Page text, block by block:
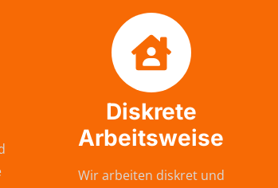
Diskrete
Arbeitsweise
Wir arbeiten diskret und